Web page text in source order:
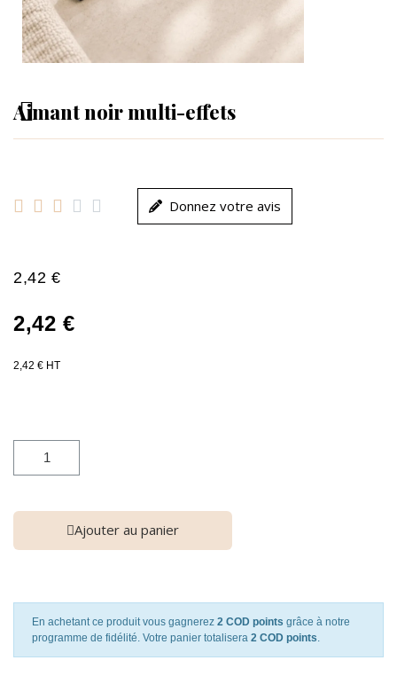
Aimant noir multi-effets
     Donnez votre avis
2,42 €
2,42 €
2,42 € HT
Ajouter au panier
En achetant ce produit vous gagnerez 2 COD points grâce à notre
programme de fidélité. Votre panier totalisera 2 COD points.